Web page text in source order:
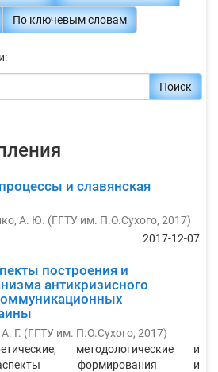
По ключевым словам
Поиск
и славянская
А. Ю. (ГГТУ им. П.О.Сухого, 2017)
2017-12-07
построения и
антикризисного
Г. (ГГТУ им. П.О.Сухого, 2017)
методологические и
формирования и